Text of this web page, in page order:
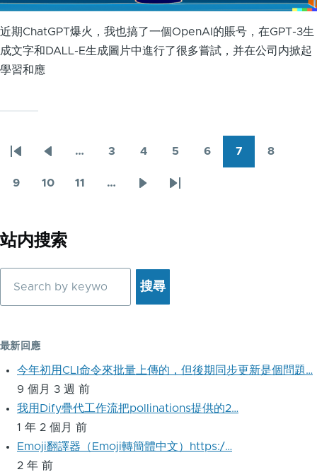
近期ChatGPT爆火，我也搞了一個OpenAI的賬号，在GPT-3生
成文字和DALL-E生成圖片中進行了很多嘗試，并在公司内掀起
學習和應
First
page
Previous
page
…
3
面
4
面
5
6
7
8
9
10
11
…
Last
站内搜索
最新回應
今年初用CLI命令來批量上傳的，但後期同步更新是個問題…
9 個月 3 週 前
我用Dify疊代工作流把pollinations提供的2…
1 年 2 個月 前
Emoji翻譯器（Emoji轉簡體中文）https:/…
2 年 前